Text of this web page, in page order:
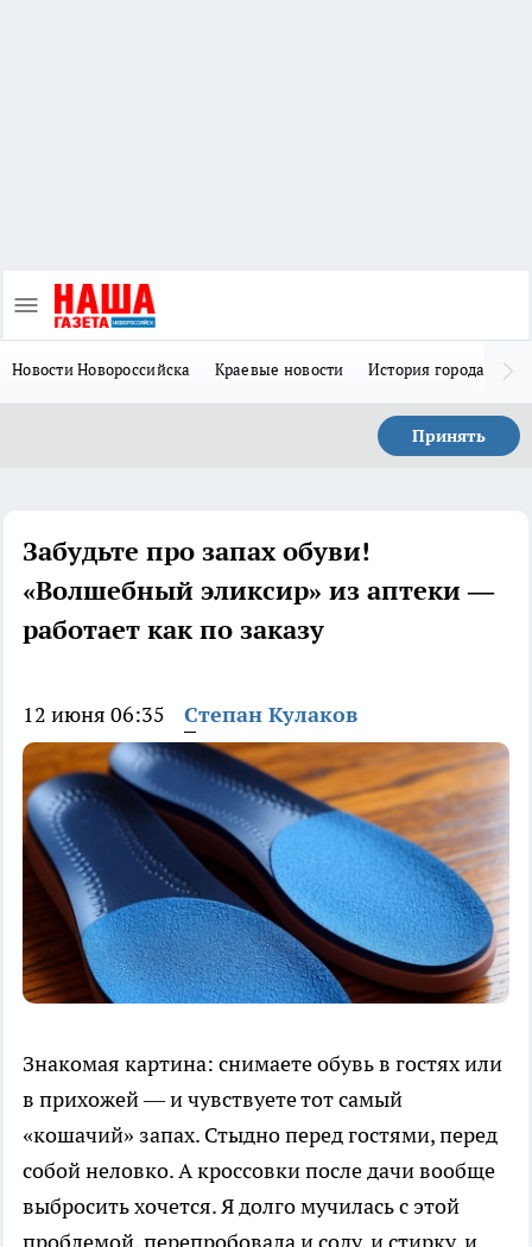
Новости Новороссийска Краевые новости История города Н
Принять
Забудьте про запах обуви!
«Волшебный эликсир» из аптеки —
работает как по заказу
12 июня 06:35 Степан Кулаков
Знакомая картина: снимаете обувь в гостях или
в прихожей — и чувствуете тот самый
«кошачий» запах. Стыдно перед гостями, перед
собой неловко. А кроссовки после дачи вообще
выбросить хочется. Я долго мучилась с этой